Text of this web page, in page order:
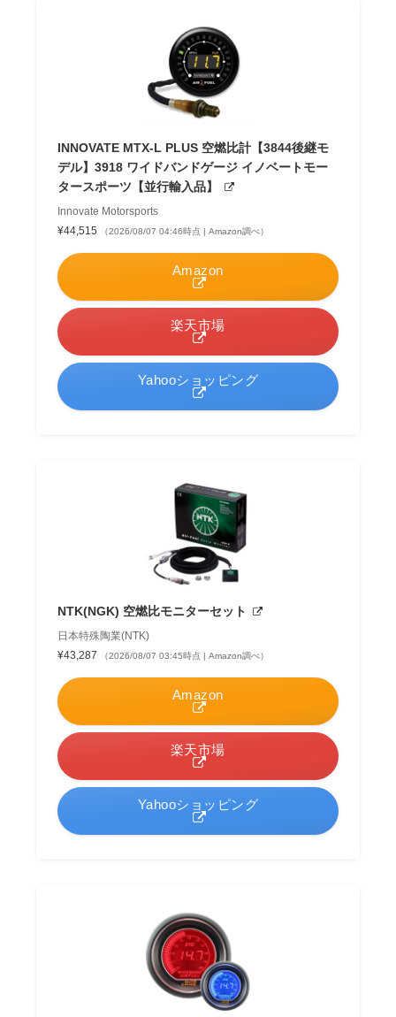
INNOVATE MTX-L PLUS 空燃比計【3844後継モ
デル】3918 ワイドバンドゲージ イノベートモー
タースポーツ【並行輸入品】
Innovate Motorsports
¥44,515
（2026/08/07 04:46時点 | Amazon調べ）
Amazon
楽天市場
Yahooショッピング
NTK(NGK) 空燃比モニターセット
日本特殊陶業(NTK)
¥43,287
（2026/08/07 03:45時点 | Amazon調べ）
Amazon
楽天市場
Yahooショッピング